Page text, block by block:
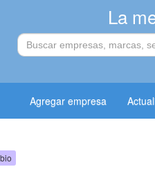
La
Agregar empresa